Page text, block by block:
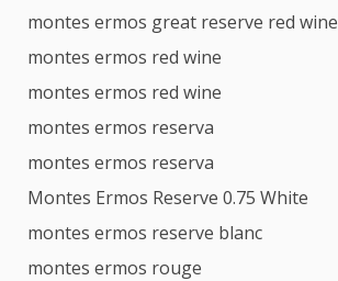
montes ermos great reserve red wine
montes ermos red wine
montes ermos red wine
montes ermos reserva
montes ermos reserva
Montes Ermos Reserve 0.75 White
montes ermos reserve blanc
montes ermos rouge